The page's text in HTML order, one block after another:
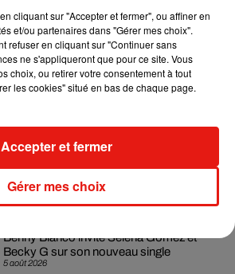
7 août 2026
Tayc et Didi B dévoilent le single le plus
dansant de l’année
7 août 2026
Angèle et Amélie Lens dévoilent leur
collaboration tant attendue
5 août 2026
Benny Blanco invite Selena Gomez et
Becky G sur son nouveau single
cliquant sur "Accepter et fermer", ou affiner en
et/ou partenaires dans "Gérer mes choix".
refuser en cliquant sur "Continuer sans
ne s'appliqueront que pour ce site. Vous
choix, ou retirer votre consentement à tout
les cookies" situé en bas de chaque page.
Gérer mes choix
Accepter et fermer